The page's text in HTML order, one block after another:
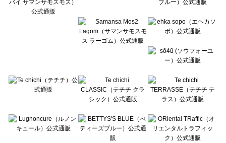
Wpc.（ワールドパーティー）のボトムス一覧